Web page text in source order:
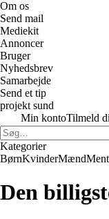
Om os
Send mail
Mediekit
Annoncer
Bruger
Nyhedsbrev
Samarbejde
Send et tip
projekt sund
Min kontoTilmeld
Kategorier
BørnKvinderMænd
Den